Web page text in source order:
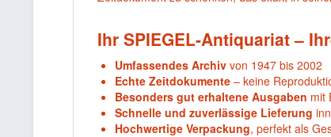
Ihr SPIEGEL-Antiquariat –
Umfassendes Archiv von 1947 bis 2002
Echte Zeitdokumente – keine
Besonders gut erhaltene Ausgaben mit
Schnelle und zuverlässige Lieferung
Hochwertige Verpackung, perfekt als